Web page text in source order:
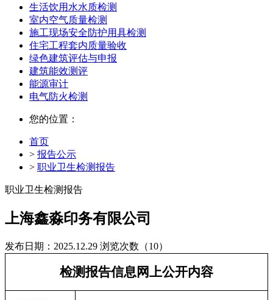
生活饮用水水质检测
室内空气质量检测
施工现场安全防护用具检测
住宅工程套内质量验收
绿色建筑评估与申报
建筑能效测评
能源审计
电气防火检测
您的位置：
首页
> 报告公示
> 职业卫生检测报告
职业卫生检测报告
上海鑫淼印务有限公司
发布日期：2025.12.29 浏览次数（10）
检测报告信息网上公开内容